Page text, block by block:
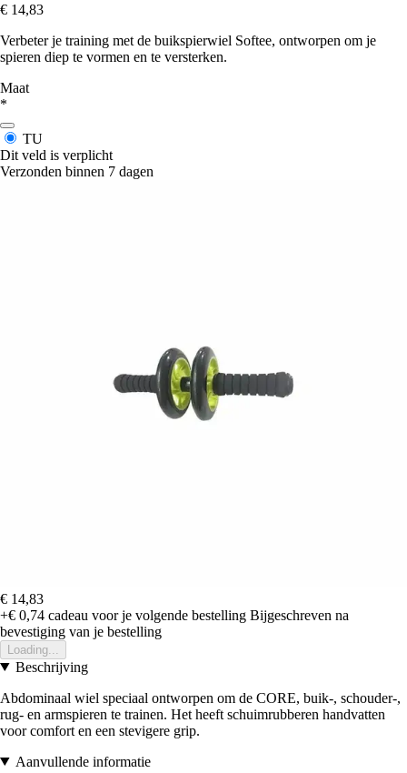
€ 14,83
Verbeter je training met de buikspierwiel Softee, ontworpen om je
spieren diep te vormen en te versterken.
Maat
*
TU
Dit veld is verplicht
Verzonden binnen 7 dagen
€ 14,83
+€ 0,74 cadeau voor je volgende bestelling Bijgeschreven na
bevestiging van je bestelling
Loading...
Beschrijving
Abdominaal wiel speciaal ontworpen om de CORE, buik-, schouder-,
rug- en armspieren te trainen. Het heeft schuimrubberen handvatten
voor comfort en een stevigere grip.
Aanvullende informatie